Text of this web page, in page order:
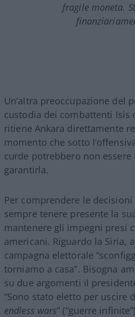
fragile moneta.
Un’altra preoccupazione del
custodia dei combattenti Isis
ritiene Ankara direttamente
momento che sotto
curde potrebbero non essere
garantirla.
Per comprendere le
sempre tenere presente la
mantenere gli impegni presi
americani. Riguardo la Siria,
campagna elettorale
torniamo a casa”. Bisogna
su due argomenti il
“Sono stato eletto per uscire
endless wars” (“guerre